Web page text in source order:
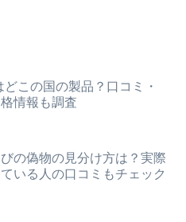
どこの国の製品？口コミ・
情報も調査
の偽物の見分け方は？実際
いる人の口コミもチェック